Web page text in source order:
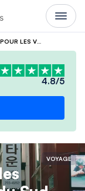
BONNE NOUVELLE POUR LES VOYAGEURS : LA CORÉE DU SUD SIMPLIFIE LES FORMALITÉS D’ENTRÉE EN PROLONGEANT LE K-ETA JUSQU’EN 2026
4.8/5
VOYAGE